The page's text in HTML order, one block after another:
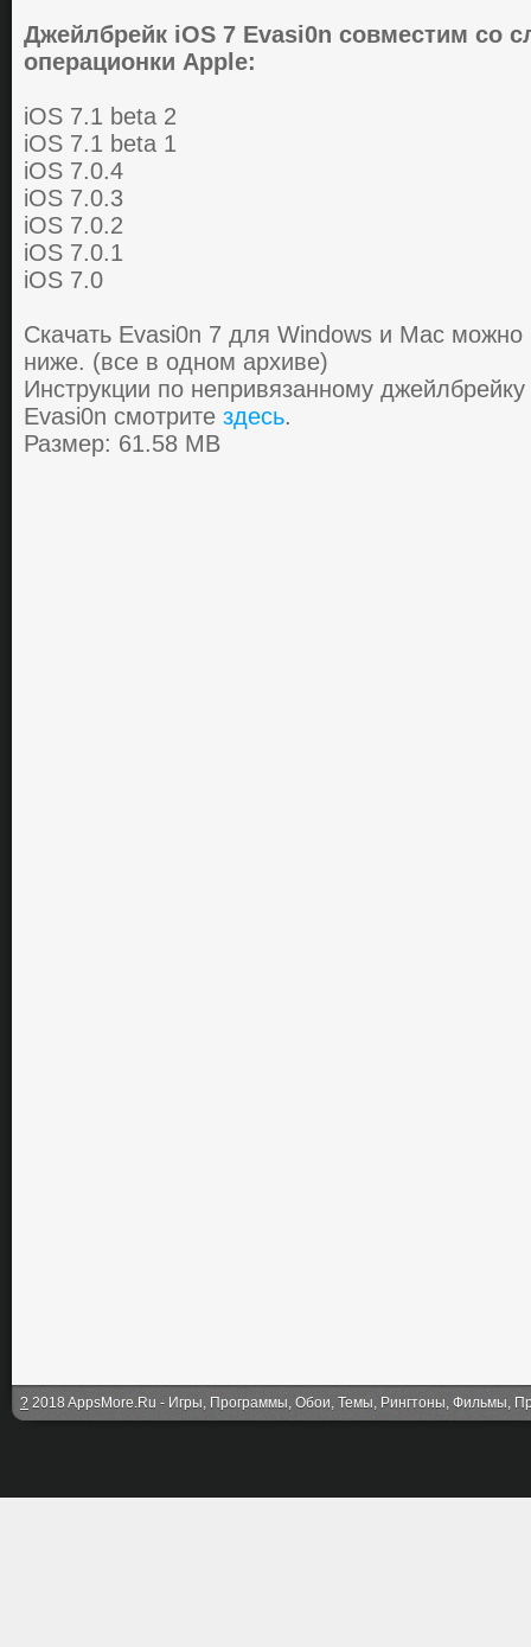
Джейлбрейк iOS 7 Evasi0n совместим со
операционки Apple:
iOS 7.1 beta 2
iOS 7.1 beta 1
iOS 7.0.4
iOS 7.0.3
iOS 7.0.2
iOS 7.0.1
iOS 7.0
Скачать Evasi0n 7 для Windows и Mac можно
ниже. (все в одном архиве)
Инструкции по непривязанному
Evasi0n смотрите здесь.
Размер: 61.58 MB
? 2018 AppsMore.Ru - Игры, Программы, Обои, Темы, Рингтоны, Фильмы,